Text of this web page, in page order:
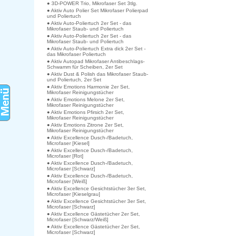
● 3D-POWER Trio, Mikrofaser Set 3tlg.
● Aktiv Auto Polier Set Mikrofaser Polierpad
und Poliertuch
● Aktiv Auto-Poliertuch 2er Set - das
Mikrofaser Staub- und Poliertuch
● Aktiv Auto-Poliertuch 2er Set - das
Mikrofaser Staub- und Poliertuch
● Aktiv Auto-Poliertuch Extra dick 2er Set -
das Mikrofaser Poliertuch
● Aktiv Autopad Mikrofaser Antibeschlags-
Schwamm für Scheiben, 2er Set
● Aktiv Dust & Polish das Mikrofaser Staub-
und Poliertuch, 2er Set
● Aktiv Emotions Harmonie 2er Set,
Mikrofaser Reinigungstücher
● Aktiv Emotions Melone 2er Set,
Mikrofaser Reinigungstücher
● Aktiv Emotions Pfirsich 2er Set,
Mikrofaser Reinigungstücher
● Aktiv Emotions Zitrone 2er Set,
Mikrofaser Reinigungstücher
● Aktiv Excellence Dusch-/Badetuch,
Microfaser [Kiesel]
● Aktiv Excellence Dusch-/Badetuch,
Microfaser [Rot]
● Aktiv Excellence Dusch-/Badetuch,
Microfaser [Schwarz]
● Aktiv Excellence Dusch-/Badetuch,
Microfaser [Weiß]
● Aktiv Excellence Gesichtstücher 3er Set,
Microfaser [Kieselgrau]
● Aktiv Excellence Gesichtstücher 3er Set,
Microfaser [Schwarz]
● Aktiv Excellence Gästetücher 2er Set,
Microfaser [Schwarz/Weiß]
● Aktiv Excellence Gästetücher 2er Set,
Microfaser [Schwarz]